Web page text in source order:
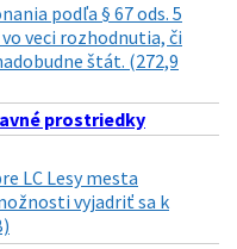
podľa § 67 ods. 5
veci rozhodnutia, či
štát. (272,9
prostriedky
LC Lesy mesta
vyjadriť sa k